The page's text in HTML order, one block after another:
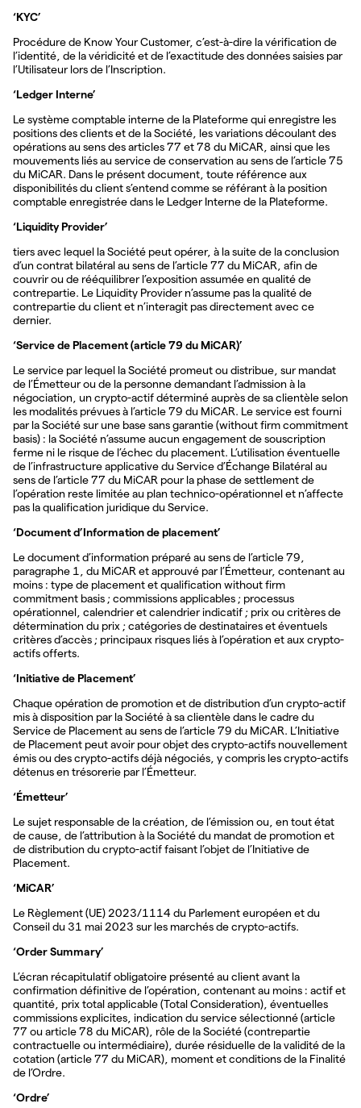
‘KYC’
Procédure de Know Your Customer, c’est-à-dire la vérification de
l’identité, de la véridicité et de l’exactitude des données saisies par
l’Utilisateur lors de l’Inscription.
‘Ledger Interne’
Le système comptable interne de la Plateforme qui enregistre les
positions des clients et de la Société, les variations découlant des
opérations au sens des articles 77 et 78 du MiCAR, ainsi que les
mouvements liés au service de conservation au sens de l’article 75
du MiCAR. Dans le présent document, toute référence aux
disponibilités du client s’entend comme se référant à la position
comptable enregistrée dans le Ledger Interne de la Plateforme.
‘Liquidity Provider’
tiers avec lequel la Société peut opérer, à la suite de la conclusion
d’un contrat bilatéral au sens de l’article 77 du MiCAR, afin de
couvrir ou de rééquilibrer l’exposition assumée en qualité de
contrepartie. Le Liquidity Provider n’assume pas la qualité de
contrepartie du client et n’interagit pas directement avec ce
dernier.
‘Service de Placement (article 79 du MiCAR)’
Le service par lequel la Société promeut ou distribue, sur mandat
de l’Émetteur ou de la personne demandant l’admission à la
négociation, un crypto-actif déterminé auprès de sa clientèle selon
les modalités prévues à l’article 79 du MiCAR. Le service est fourni
par la Société sur une base sans garantie (without firm commitment
basis) : la Société n’assume aucun engagement de souscription
ferme ni le risque de l’échec du placement. L’utilisation éventuelle
de l’infrastructure applicative du Service d’Échange Bilatéral au
sens de l’article 77 du MiCAR pour la phase de settlement de
l’opération reste limitée au plan technico-opérationnel et n’affecte
pas la qualification juridique du Service.
‘Document d’Information de placement’
Le document d’information préparé au sens de l’article 79,
paragraphe 1, du MiCAR et approuvé par l’Émetteur, contenant au
moins : type de placement et qualification without firm
commitment basis ; commissions applicables ; processus
opérationnel, calendrier et calendrier indicatif ; prix ou critères de
détermination du prix ; catégories de destinataires et éventuels
critères d’accès ; principaux risques liés à l’opération et aux crypto-
actifs offerts.
‘Initiative de Placement’
Chaque opération de promotion et de distribution d’un crypto-actif
mis à disposition par la Société à sa clientèle dans le cadre du
Service de Placement au sens de l’article 79 du MiCAR. L’Initiative
de Placement peut avoir pour objet des crypto-actifs nouvellement
émis ou des crypto-actifs déjà négociés, y compris les crypto-actifs
détenus en trésorerie par l’Émetteur.
‘Émetteur’
Le sujet responsable de la création, de l’émission ou, en tout état
de cause, de l’attribution à la Société du mandat de promotion et
de distribution du crypto-actif faisant l’objet de l’Initiative de
Placement.
‘MiCAR’
Le Règlement (UE) 2023/1114 du Parlement européen et du
Conseil du 31 mai 2023 sur les marchés de crypto-actifs.
‘Order Summary’
L’écran récapitulatif obligatoire présenté au client avant la
confirmation définitive de l’opération, contenant au moins : actif et
quantité, prix total applicable (Total Consideration), éventuelles
commissions explicites, indication du service sélectionné (article
77 ou article 78 du MiCAR), rôle de la Société (contrepartie
contractuelle ou intermédiaire), durée résiduelle de la validité de la
cotation (article 77 du MiCAR), moment et conditions de la Finalité
de l’Ordre.
‘Ordre’